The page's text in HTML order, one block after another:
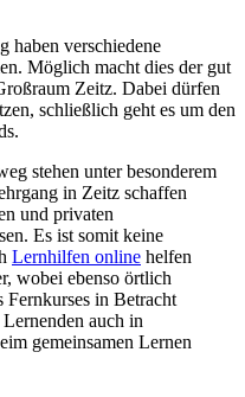
haben verschiedene
Möglich macht dies der gut
Zeitz. Dabei dürfen
schließlich geht es um den
stehen unter besonderem
in Zeitz schaffen
und privaten
Es ist somit keine
Lernhilfen online helfen
wobei ebenso örtlich
Fernkurses in Betracht
auch in
gemeinsamen Lernen